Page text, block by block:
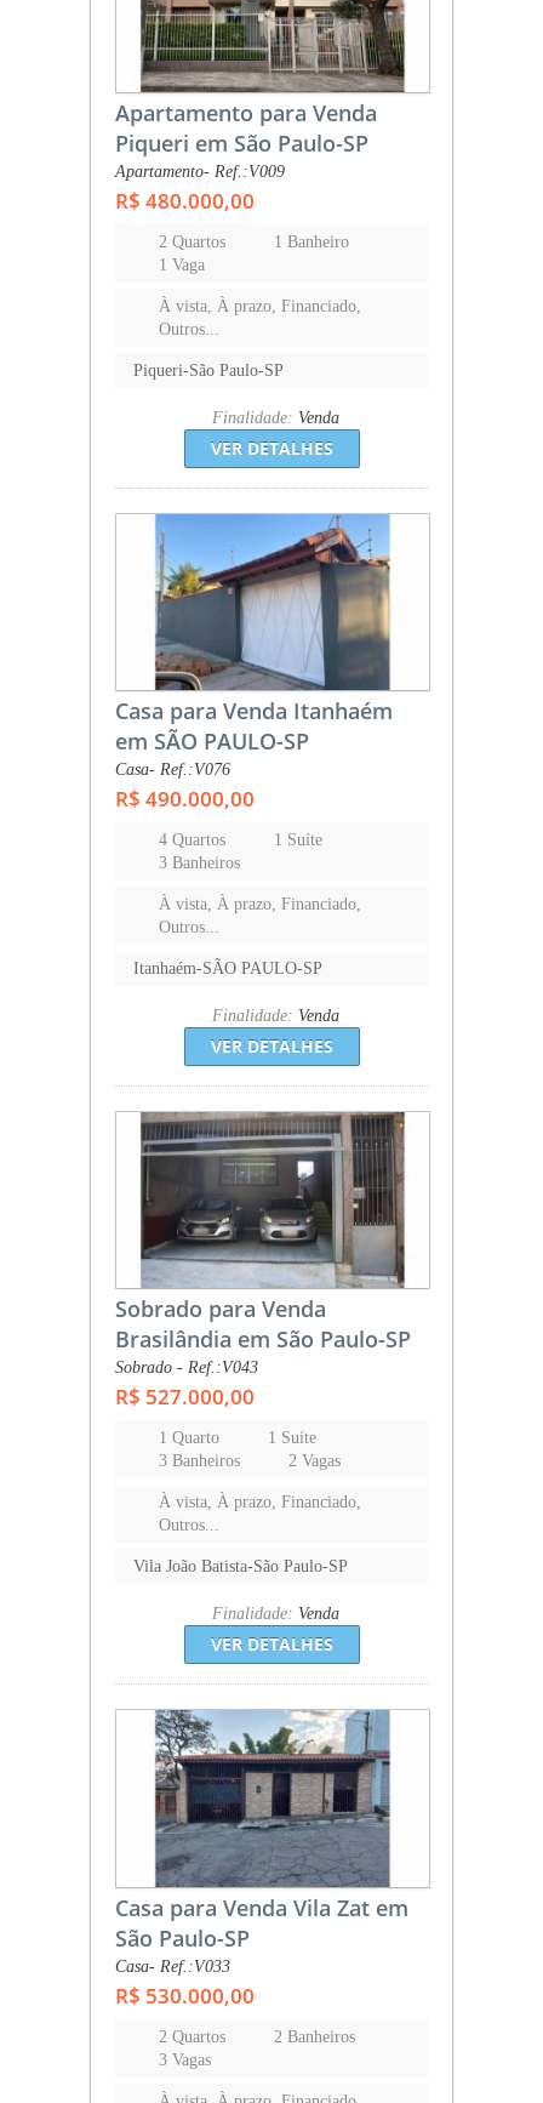
Apartamento para Venda
Piqueri em São Paulo-SP
Apartamento- Ref.:V009
R$ 480.000,00
2 Quartos
1 Banheiro
1 Vaga
À vista, À prazo, Financiado,
Outros...
Piqueri-São Paulo-SP
Finalidade: Venda
VER DETALHES
Casa para Venda Itanhaém
em SÃO PAULO-SP
Casa- Ref.:V076
R$ 490.000,00
4 Quartos
1 Suíte
3 Banheiros
À vista, À prazo, Financiado,
Outros...
Itanhaém-SÃO PAULO-SP
Finalidade: Venda
VER DETALHES
Sobrado para Venda
Brasilândia em São Paulo-SP
Sobrado - Ref.:V043
R$ 527.000,00
1 Quarto
1 Suíte
3 Banheiros
2 Vagas
À vista, À prazo, Financiado,
Outros...
Vila João Batista-São Paulo-SP
Finalidade: Venda
VER DETALHES
Casa para Venda Vila Zat em
São Paulo-SP
Casa- Ref.:V033
R$ 530.000,00
2 Quartos
2 Banheiros
3 Vagas